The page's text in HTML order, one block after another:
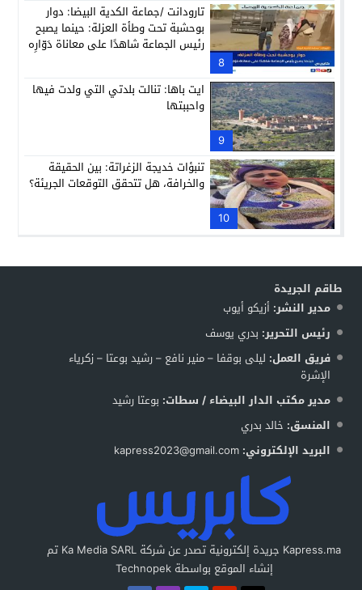
8
تارودانت /جماعة الكدية البيضا: دوار
بوحشبة تحت وطأة العزلة: حينما يصبح
رئيس الجماعة شاهدًا على معاناة دَوّارِه
9
ايت باها: تنالت بلدتي التي ولدت فيها
واحببتها
10
تنبؤات خديجة الزغراتة: بين الحقيقة
والخرافة، هل تتحقق التوقعات الجريئة؟
طاقم الجريدة
مدير النشر: أزيكو أيوب
رئيس التحرير: بدري يوسف
فريق العمل: ليلى بوقفا – منير نافع – رشيد بوعتا – زكرياء
الإشرة
مدير مكتب الدار البيضاء / سطات: بوعتا رشيد
المنسق: خالد بدري
البريد الإلكتروني: kapress2023@gmail.com
Kapress.ma جريدة إلكترونية تصدر عن شركة Ka Media SARL تم
إنشاء الموقع بواسطة Technopek